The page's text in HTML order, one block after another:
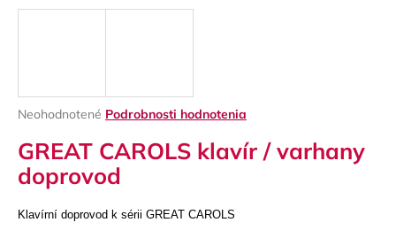
Priemerné
produktu
je
0,0
5
Neohodnotené Podrobnosti hodnotenia
GREAT CAROLS klavír / varhany
doprovod
Klavírní doprovod k sérii GREAT CAROLS
ť
?